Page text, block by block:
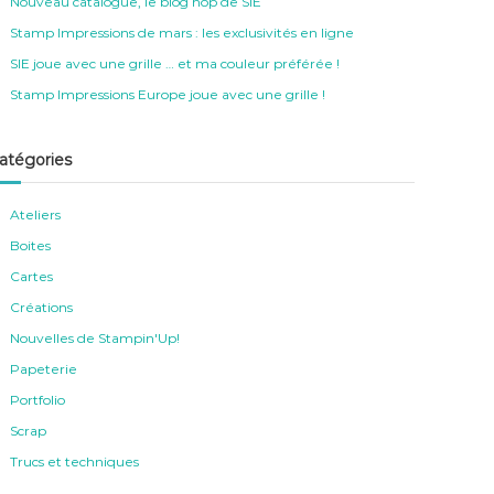
Stamp Impressions de mars : les exclusivités en ligne
SIE joue avec une grille … et ma couleur préférée !
Stamp Impressions Europe joue avec une grille !
Ateliers
Boites
Cartes
Créations
Nouvelles de Stampin'Up!
Papeterie
Portfolio
Scrap
Trucs et techniques